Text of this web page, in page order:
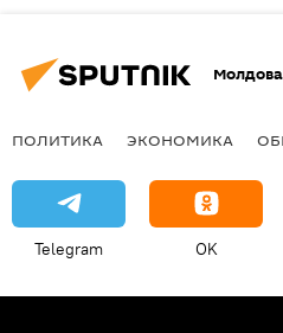
Молдова
ПОЛИТИКА ЭКОНОМИКА
Telegram OK